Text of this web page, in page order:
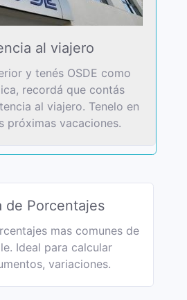
al viajero
y tenés OSDE como
recordá que contás
al viajero. Tenelo en
próximas vacaciones.
de Porcentajes
mas comunes de
Ideal para calcular
variaciones.